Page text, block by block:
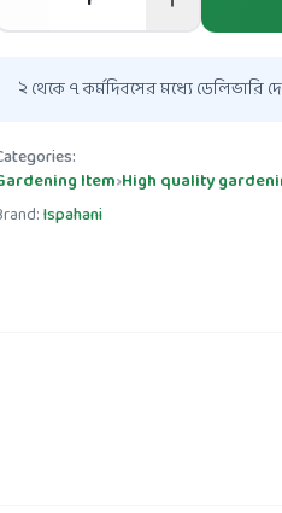
২ থেকে ৭ কর্মদিবসের মধ্যে ডেলিভারি
Item›High quality
Ispahani